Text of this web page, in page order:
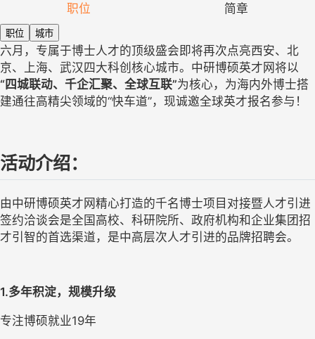
职位 简章
职位 城市
六月，专属于博士人才的顶级盛会即将再次点亮西安、北
京、上海、武汉四大科创核心城市。 中研博硕英才网将以
“四城联动、千企汇聚、全球互联”为核心，为海内外博士搭
建通往高精尖领域的“快车道”，现诚邀全球英才报名参与！
活动介绍：
由中研博硕英才网精心打造的千名博士项目对接暨人才引进
签约洽谈会是全国高校、科研院所、政府机构和企业集团招
才引智的首选渠道，是中高层次人才引进的品牌招聘会。
1.多年积淀，规模升级
专注博硕就业19年